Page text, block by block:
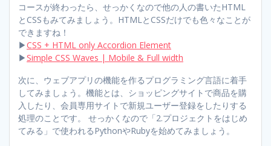
コースが終わったら、せっかくなので他の人の書いたHTML
とCSSもみてみましょう。HTMLとCSSだけでも色々なことが
できますね！
▶︎CSS + HTML only Accordion Element
▶︎Simple CSS Waves | Mobile & Full width
次に、ウェブアプリの機能を作るプログラミング言語に着手
してみましょう。機能とは、ショッピングサイトで商品を購
入したり、会員専用サイトで新規ユーザー登録をしたりする
処理のことです。 せっかくなので「2.プロジェクトをはじめ
てみる」で使われるPythonやRubyを始めてみましょう。